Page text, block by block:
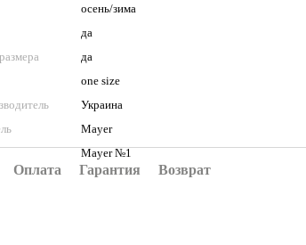
осень/зима
да
да
one size
Украина
Mayer
Mayer №1
Оплата Гарантия Возврат